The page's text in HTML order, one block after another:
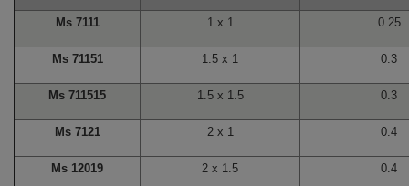
Ms 7111 1 x 1 0.25
Ms 71151 1.5 x 1 0.3
Ms 711515 1.5 x 1.5 0.3
Ms 7121 2 x 1 0.4
Ms 12019 2 x 1.5 0.4